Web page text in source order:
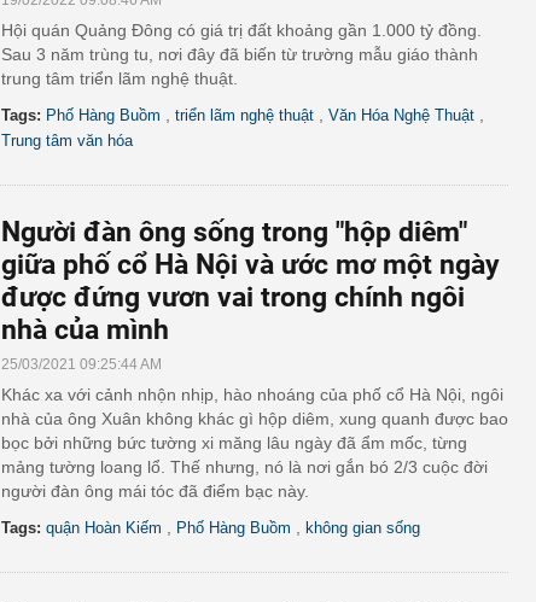
Hội quán Quảng Đông có giá trị đất khoảng gần 1.000 tỷ đồng.
Sau 3 năm trùng tu, nơi đây đã biến từ trường mẫu giáo thành
trung tâm triển lãm nghệ thuật.
Tags: Phố Hàng Buồm triển lãm nghệ thuật Văn Hóa Nghệ Thuật
Trung tâm văn hóa
Người đàn ông sống trong "hộp diêm"
giữa phố cổ Hà Nội và ước mơ một ngày
được đứng vươn vai trong chính ngôi
nhà của mình
25/03/2021 09:25:44 AM
Khác xa với cảnh nhộn nhịp, hào nhoáng của phố cổ Hà Nội, ngôi
nhà của ông Xuân không khác gì hộp diêm, xung quanh được bao
bọc bởi những bức tường xi măng lâu ngày đã ẩm mốc, từng
mảng tường loang lổ. Thế nhưng, nó là nơi gắn bó 2/3 cuộc đời
người đàn ông mái tóc đã điểm bạc này.
Tags: quận Hoàn Kiếm Phố Hàng Buồm không gian sống